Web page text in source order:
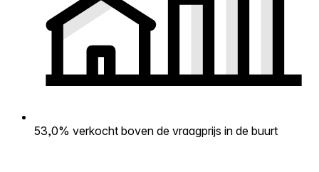
53,0% verkocht boven de vraagprijs in de buurt